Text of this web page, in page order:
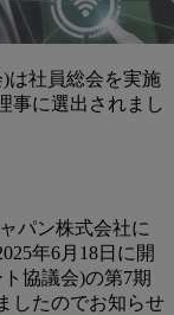
は社員総会を実施
事に選出されまし
パン株式会社に
年6月18日に開
協議会)の第7期
したのでお知らせ